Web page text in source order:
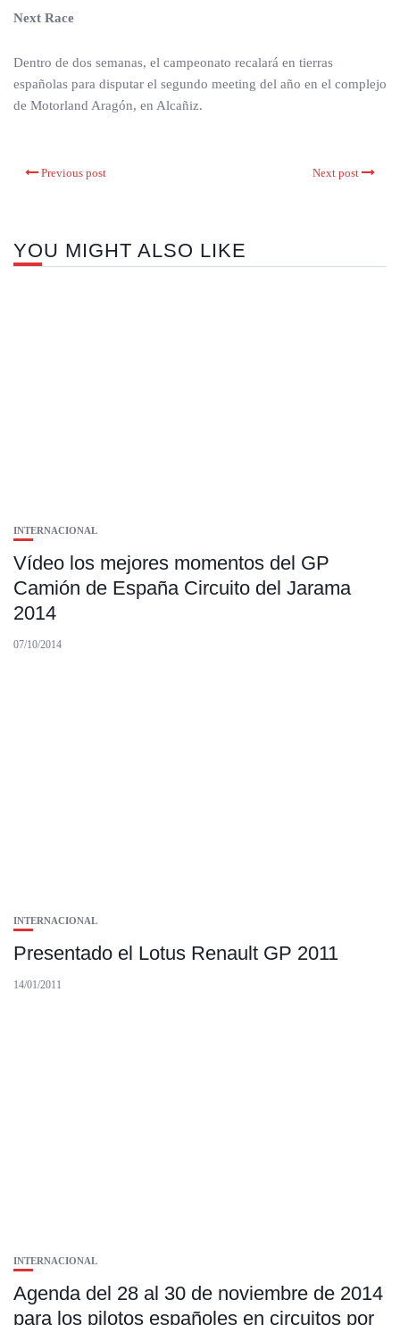
Next Race
Dentro de dos semanas, el campeonato recalará en tierras
españolas para disputar el segundo meeting del año en el complejo
de Motorland Aragón, en Alcañiz.
Previous post Next post
YOU MIGHT ALSO LIKE
INTERNACIONAL
Vídeo los mejores momentos del GP
Camión de España Circuito del Jarama
2014
07/10/2014
INTERNACIONAL
Presentado el Lotus Renault GP 2011
14/01/2011
INTERNACIONAL
Agenda del 28 al 30 de noviembre de 2014
para los pilotos españoles en circuitos por